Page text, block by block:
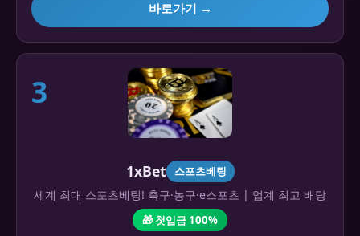
바로가기 →
3
1xBet 스포츠베팅
세계 최대 스포츠베팅! 축구·농구·e스포츠 | 업계 최고 배당
🎁 첫입금 100%